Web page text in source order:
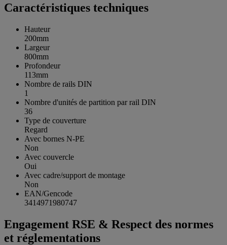
Caractéristiques techniques
Hauteur
200mm
Largeur
800mm
Profondeur
113mm
Nombre de rails DIN
1
Nombre d'unités de partition par rail DIN
36
Type de couverture
Regard
Avec bornes N-PE
Non
Avec couvercle
Oui
Avec cadre/support de montage
Non
EAN/Gencode
3414971980747
Engagement RSE & Respect des normes
et réglementations